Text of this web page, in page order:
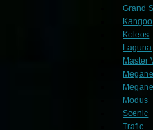
Grand
Kangoo
Koleos
Laguna
Master
Megane
Modus
Scenic
Trafic